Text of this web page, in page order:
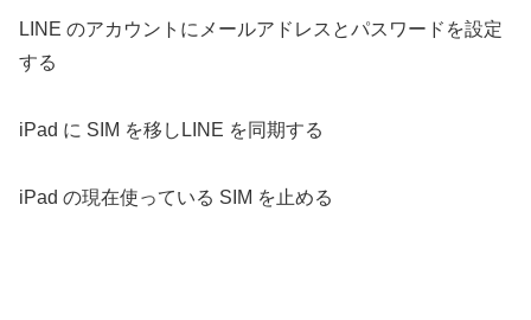
LINE のアカウントにメールアドレスとパスワードを設定
する
iPad に SIM を移しLINE を同期する
iPad の現在使っている SIM を止める